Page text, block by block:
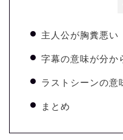
主人公が胸糞悪い
字幕の意味が分か
ラストシーンの意
まとめ